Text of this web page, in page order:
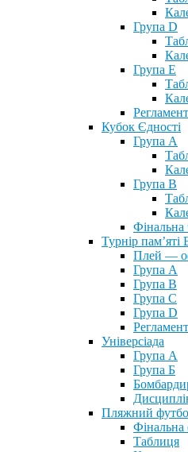
Група D
Група Е
Кубок Єдності
Група А
Група В
Фінальна
Турнір
Плей —
Група А
Група B
Група С
Група D
Регламент
Універсіада
Група А
Група Б
Пляжний
Фінальна
Таблиця